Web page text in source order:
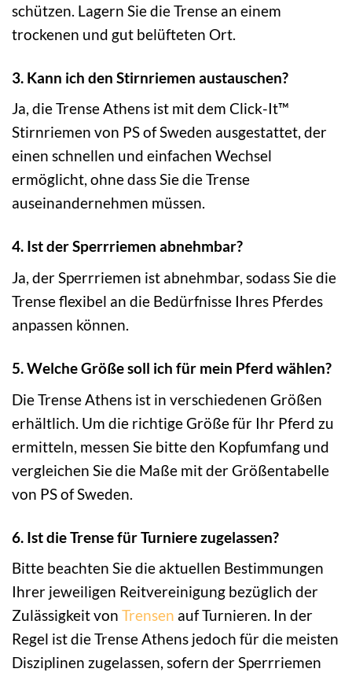
schützen. Lagern Sie die Trense an einem
trockenen und gut belüfteten Ort.
3. Kann ich den Stirnriemen austauschen?
Ja, die Trense Athens ist mit dem Click-It™
Stirnriemen von PS of Sweden ausgestattet, der
einen schnellen und einfachen Wechsel
ermöglicht, ohne dass Sie die Trense
auseinandernehmen müssen.
4. Ist der Sperrriemen abnehmbar?
Ja, der Sperrriemen ist abnehmbar, sodass Sie die
Trense flexibel an die Bedürfnisse Ihres Pferdes
anpassen können.
5. Welche Größe soll ich für mein Pferd wählen?
Die Trense Athens ist in verschiedenen Größen
erhältlich. Um die richtige Größe für Ihr Pferd zu
ermitteln, messen Sie bitte den Kopfumfang und
vergleichen Sie die Maße mit der Größentabelle
von PS of Sweden.
6. Ist die Trense für Turniere zugelassen?
Bitte beachten Sie die aktuellen Bestimmungen
Ihrer jeweiligen Reitvereinigung bezüglich der
Zulässigkeit von Trensen auf Turnieren. In der
Regel ist die Trense Athens jedoch für die meisten
Disziplinen zugelassen, sofern der Sperrriemen